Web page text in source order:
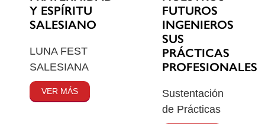
Y ESPÍRITU
SALESIANO
LUNA FEST
SALESIANA
VER MÁS
FUTUROS
INGENIEROS
SUS
PRÁCTICAS
PROFESIONALES
Sustentación
de Prácticas